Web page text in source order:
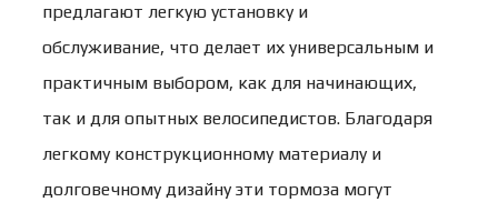
предлагают легкую установку и
обслуживание, что делает их универсальным и
практичным выбором, как для начинающих,
так и для опытных велосипедистов. Благодаря
легкому конструкционному материалу и
долговечному дизайну эти тормоза могут